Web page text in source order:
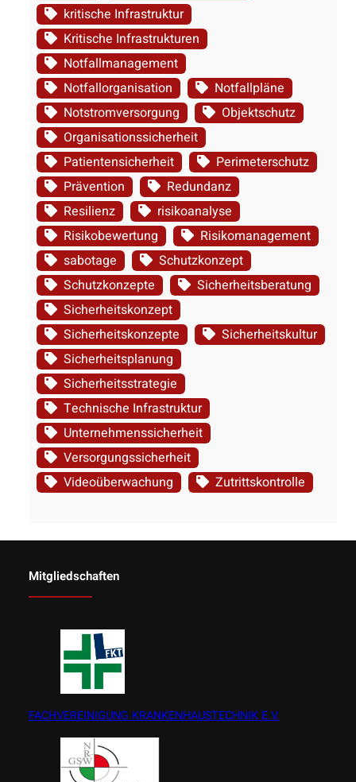
kritische Infrastruktur
Kritische Infrastrukturen
Notfallmanagement
Notfallorganisation
Notfallpläne
Notstromversorgung
Objektschutz
Organisationssicherheit
Patientensicherheit
Perimeterschutz
Prävention
Redundanz
Resilienz
risikoanalyse
Risikobewertung
Risikomanagement
sabotage
Schutzkonzept
Schutzkonzepte
Sicherheitsberatung
Sicherheitskonzept
Sicherheitskonzepte
Sicherheitskultur
Sicherheitsplanung
Sicherheitsstrategie
Technische Infrastruktur
Unternehmenssicherheit
Versorgungssicherheit
Videoüberwachung
Zutrittskontrolle
Mitgliedschaften
FACHVEREINIGUNG KRANKENHAUSTECHNIK E.V.